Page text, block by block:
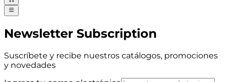
Newsletter Subscription
Suscríbete y recibe nuestros catálogos, promociones
y novedades